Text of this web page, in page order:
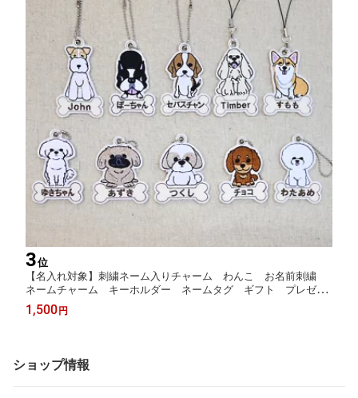
3位
【名入れ対象】刺繍ネーム入りチャーム わんこ お名前刺繍
ネームチャーム キーホルダー ネームタグ ギフト プレゼン
ト ペット 犬グッズ わんちゃん 名入れ キーホルダー WA
N LIFE ワンライフ【TV番組ええじゃないか！メディア掲載】チ
1,500円
ショップ情報